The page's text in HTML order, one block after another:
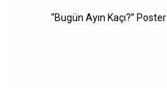
“Bugün Ayın Kaçı?” Poster